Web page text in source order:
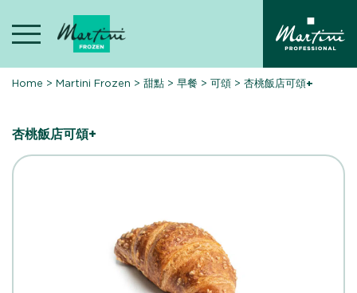
content
Home >Martini Frozen >甜點 >早餐 >可頌 >杏桃飯店可頌+
杏桃飯店可頌+